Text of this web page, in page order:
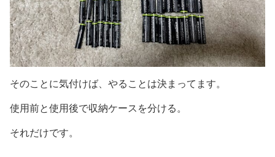
そのことに気付けば、やることは決まってます。
使用前と使用後で収納ケースを分ける。
それだけです。